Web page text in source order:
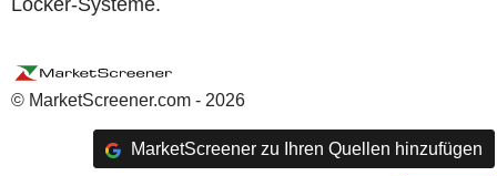
Locker-Systeme.
© MarketScreener.com - 2026
MarketScreener zu Ihren Quellen hinzufügen